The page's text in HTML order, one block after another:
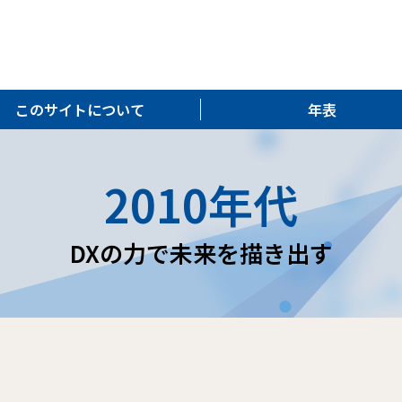
このサイトについて 年表
2010年代
DXの力で未来を描き出す